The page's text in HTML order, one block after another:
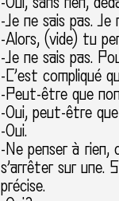
-Je ne sais pas. Je
-Alors, (vide) tu
-Je ne sais pas.
-C’est compliqué
-Peut-être que
-Oui, peut-être
-Oui.
-Ne penser à rien,
s’arrêter sur une.
précise.